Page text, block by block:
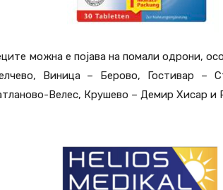
можна е појава на помали одрони,
Виница – Берово, Гостивар –
Велес, Крушево – Демир Хисар и